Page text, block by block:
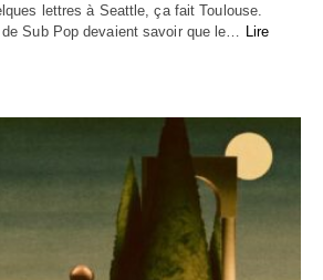
lettres à Seattle, ça fait Toulouse.
de Sub Pop devaient savoir que le…
Lire